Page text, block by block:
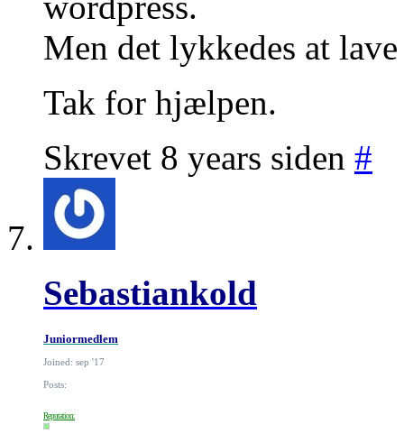
Men det lykkedes at
Tak for hjælpen.
Skrevet 8 years siden #
Sebastiankold
Juniormedlem
Joined: sep '17
Posts:
Reputation: